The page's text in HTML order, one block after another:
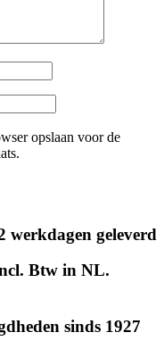
opslaan voor de
werkdagen geleverd
Btw in NL.
sinds 1927